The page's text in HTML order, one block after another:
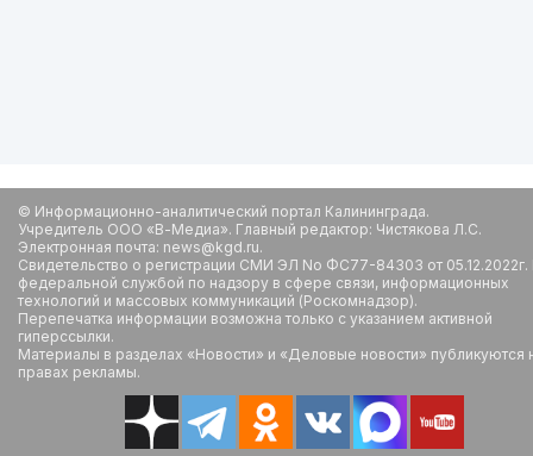
© Информационно-аналитический портал Калининграда.
Учредитель ООО «В-Медиа». Главный редактор: Чистякова Л.С.
Электронная почта: news@kgd.ru.
Свидетельство о регистрации СМИ ЭЛ No ФС77-84303 от
федеральной службой по надзору в сфере связи, информационных
технологий и массовых коммуникаций (Роскомнадзор).
Перепечатка информации возможна только с указанием активной
гиперссылки.
Материалы в разделах «Новости» и «Деловые новости» публикуются
правах рекламы.